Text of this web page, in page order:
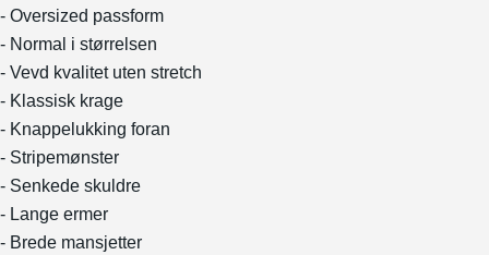
- Oversized passform
- Normal i størrelsen
- Vevd kvalitet uten stretch
- Klassisk krage
- Knappelukking foran
- Stripemønster
- Senkede skuldre
- Lange ermer
- Brede mansjetter